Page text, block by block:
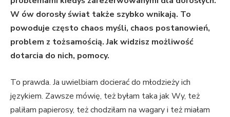
W ów dorosły świat także szybko wnikają. To
powoduje często chaos myśli, chaos postanowień,
problem z tożsamością. Jak widzisz możliwość
dotarcia do nich, pomocy.
To prawda. Ja uwielbiam docierać do młodzieży ich
językiem. Zawsze mówię, też byłam taka jak Wy, też
paliłam papierosy, też chodziłam na wagary i też miałam